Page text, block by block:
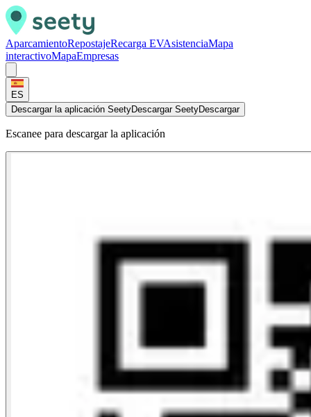
AparcamientoRepostajeRecarga EVAsistenciaMapa
interactivoMapaEmpresas
ES
Descargar la aplicación SeetyDescargar SeetyDescargar
Escanee para descargar la aplicación